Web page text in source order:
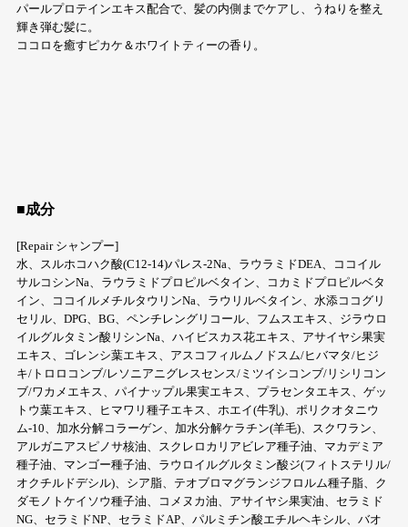
パールプロテインエキス配合で、髪の内側までケアし、うねりを整え
輝き弾む髪に。
ココロを癒すピカケ＆ホワイトティーの香り。
■成分
[Repair シャンプー]
水、スルホコハク酸(C12-14)パレス-2Na、ラウラミドDEA、ココイル
サルコシンNa、ラウラミドプロピルベタイン、コカミドプロピルベタ
イン、ココイルメチルタウリンNa、ラウリルベタイン、水添ココグリ
セリル、DPG、BG、ペンチレングリコール、フムスエキス、ジラウロ
イルグルタミン酸リシンNa、ハイビスカス花エキス、アサイヤシ果実
エキス、ゴレンシ葉エキス、アスコフィルムノドスム/ヒバマタ/ヒジ
キ/トロロコンブ/レソニアニグレスセンス/ミツイシコンブ/リシリコン
ブ/ワカメエキス、パイナップル果実エキス、プラセンタエキス、ゲッ
トウ葉エキス、ヒマワリ種子エキス、ホエイ(牛乳)、ポリクオタニウ
ム-10、加水分解コラーゲン、加水分解ケラチン(羊毛)、スクワラン、
アルガニアスピノサ核油、スクレロカリアビレア種子油、マカデミア
種子油、マンゴー種子油、ラウロイルグルタミン酸ジ(フィトステリル/
オクチルドデシル)、シア脂、テオブロマグランジフロルム種子脂、ク
ダモノトケイソウ種子油、コメヌカ油、アサイヤシ果実油、セラミド
NG、セラミドNP、セラミドAP、パルミチン酸エチルヘキシル、バオ